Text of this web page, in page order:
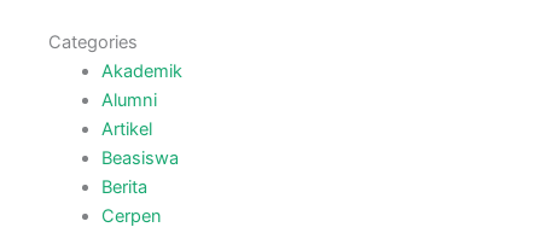
Categories
Akademik
Alumni
Artikel
Beasiswa
Berita
Cerpen